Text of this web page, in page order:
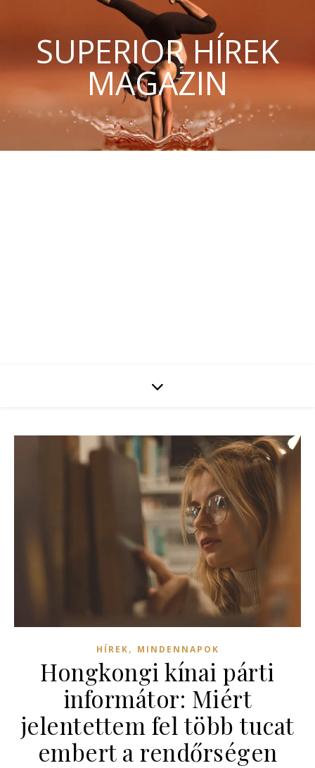
SUPERIOR HÍREK
MAGAZIN
HÍREK, MINDENNAPOK
Hongkongi kínai párti
informátor: Miért
jelentettem fel több tucat
embert a rendőrségen